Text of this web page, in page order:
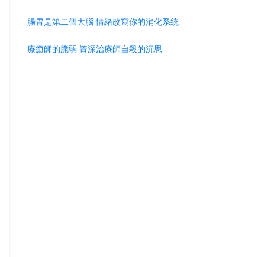
腸胃是第二個大腦 情緒改寫你的消化系統
療癒師的脆弱 資深治療師自殺的沉思